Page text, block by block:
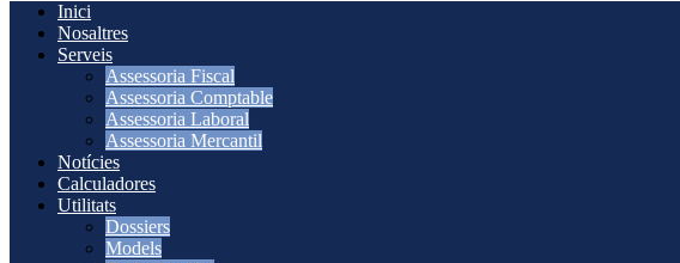
Inici
Nosaltres
Serveis
Assessoria Fiscal
Assessoria Comptable
Assessoria Laboral
Assessoria Mercantil
Notícies
Calculadores
Utilitats
Dossiers
Models